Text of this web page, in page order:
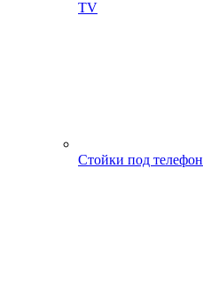
ТV
Стойки под телефон